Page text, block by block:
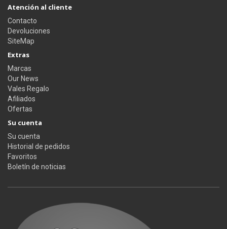
Atención al cliente
Contacto
Devoluciones
SiteMap
Extras
Marcas
Our News
Vales Regalo
Afiliados
Ofertas
Su cuenta
Su cuenta
Historial de pedidos
Favoritos
Boletín de noticias